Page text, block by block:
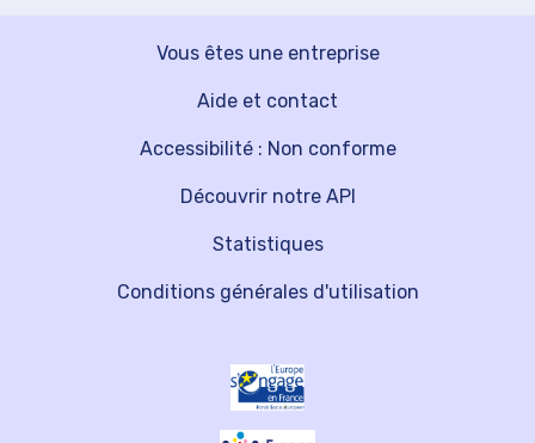
Vous êtes une entreprise
Découvrir notre API
Aide et contact
Statistiques
Accessibilité : Non conforme
Conditions générales d'utilisation